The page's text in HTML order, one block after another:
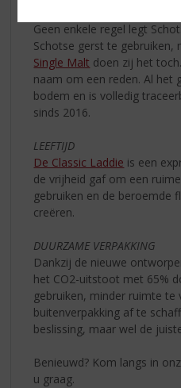
Geen enkele regel legt
Schotse gerst te gebruiken,
Single Malt doen zij het
naam om een reden. Al het
bodem en is volledig
sinds 2016.
LEEFTIJD
De Classic Laddie is een
de vrijheid gaf om een
gebruiken en de beroemde
creëren.
DUURZAME VERPAKKING
Dankzij de nieuwe
het CO2-uitstoot met 65%
gebruiken, minder ruimte te
buitenverpakking af te
beslissing, maar wel de
Benieuwd? Kom langs in
u graag.